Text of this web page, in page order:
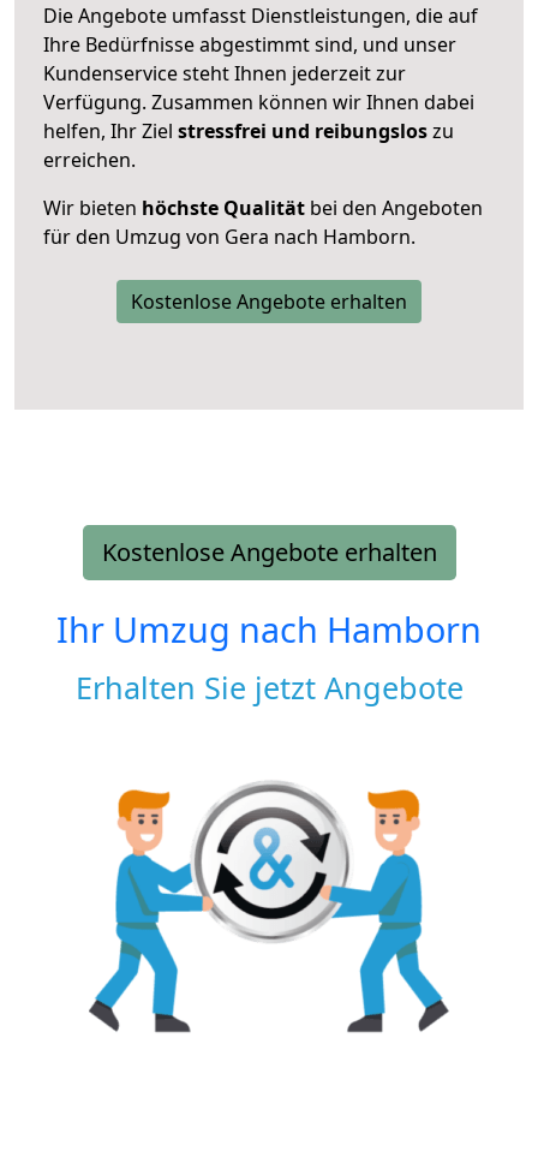
Die Angebote umfasst Dienstleistungen, die auf
Ihre Bedürfnisse abgestimmt sind, und unser
Kundenservice steht Ihnen jederzeit zur
Verfügung. Zusammen können wir Ihnen dabei
helfen, Ihr Ziel stressfrei und reibungsloszu
erreichen.
Wir bieten höchste Qualität bei den Angeboten
für den Umzug von Gera nach Hamborn.
Kostenlose Angebote erhalten
Kostenlose Angebote erhalten
Ihr Umzug nach Hamborn
Erhalten Sie jetzt Angebote